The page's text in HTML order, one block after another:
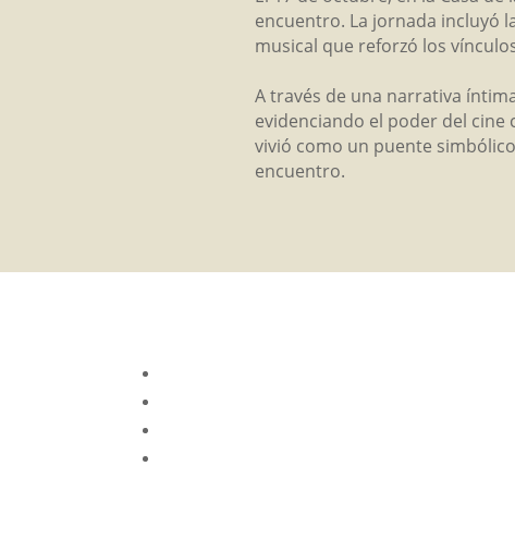
encuentro. La jornada incluyó
musical que reforzó los
A través de una narrativa
evidenciando el poder del
vivió como un puente
encuentro.